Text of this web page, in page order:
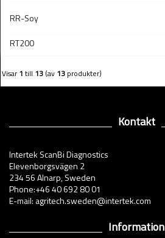
RR-Soy
RT200
Visar1 till 13 (av 13 produkter)
Kontakt
Intertek ScanBi Diagnostics
Elevenborgsvägen 2
234 56 Alnarp, Sweden
Phone:+46 40 692 80 01
E-mail: agritech.sweden@intertek.com
Information